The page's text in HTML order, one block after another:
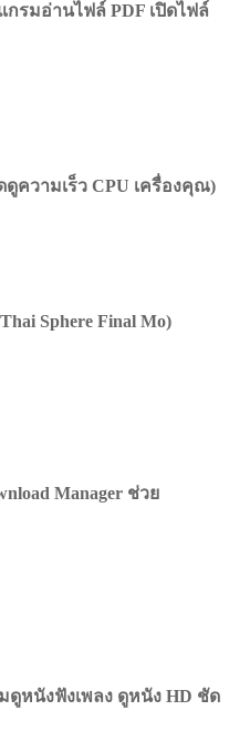
กรมอ่านไฟล์ PDF เปิดไฟล์
ความเร็ว CPU เครื่องคุณ)
Sphere Final Mo)
Manager ช่วย
ดูหนังฟังเพลง ดูหนัง HD ชัด